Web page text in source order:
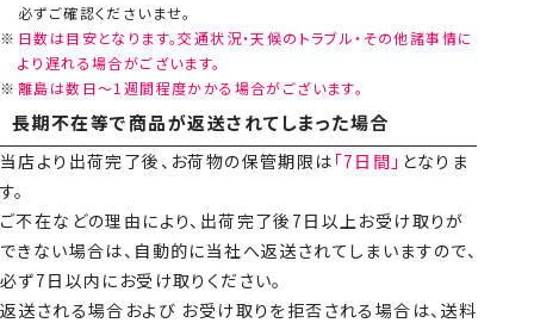
必ずご確認くださいませ。
日数は目安となります。交通状況・天候のトラブル・その他諸事情に
より遅れる場合がございます。
離島は数日～1週間程度かかる場合がございます。
長期不在等で商品が返送されてしまった場合
当店より出荷完了後、お荷物の保管期限は 「7日間」 となりま
す。
ご不在などの理由により、出荷完了後7日以上お受け取りが
できない場合は、自動的に当社へ返送されてしまいますので、
必ず7日以内にお受け取りください。
返送される場合および お受け取りを拒否される場合は、送料